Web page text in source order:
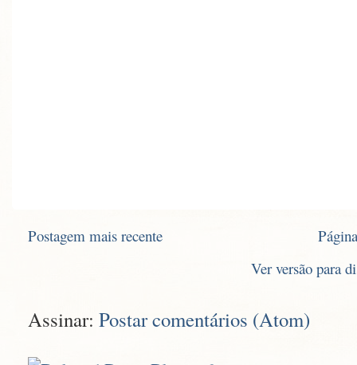
Postagem mais recente
Ver versão para
Assinar: Postar comentários (Atom)